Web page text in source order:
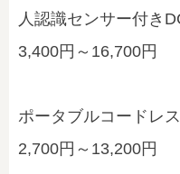
人認識センサー付き
3,400円～16,700円
ポータブルコードレ
2,700円～13,200円